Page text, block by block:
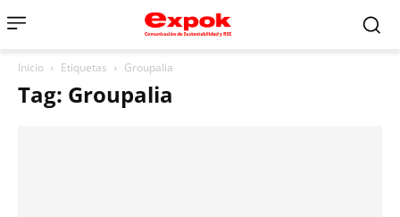
Inicio Etiquetas Groupalia
Tag: Groupalia